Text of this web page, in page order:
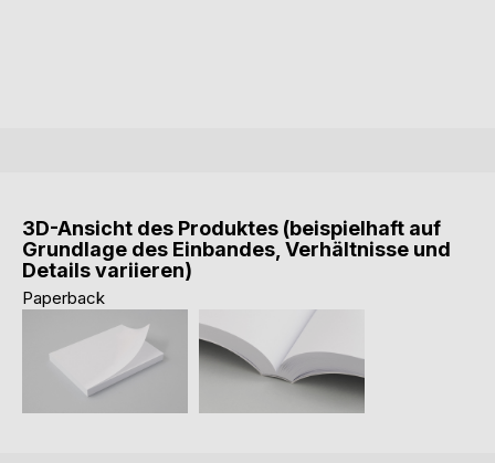
3D-Ansicht des Produktes (beispielhaft auf
Grundlage des Einbandes, Verhältnisse und
Details variieren)
Paperback